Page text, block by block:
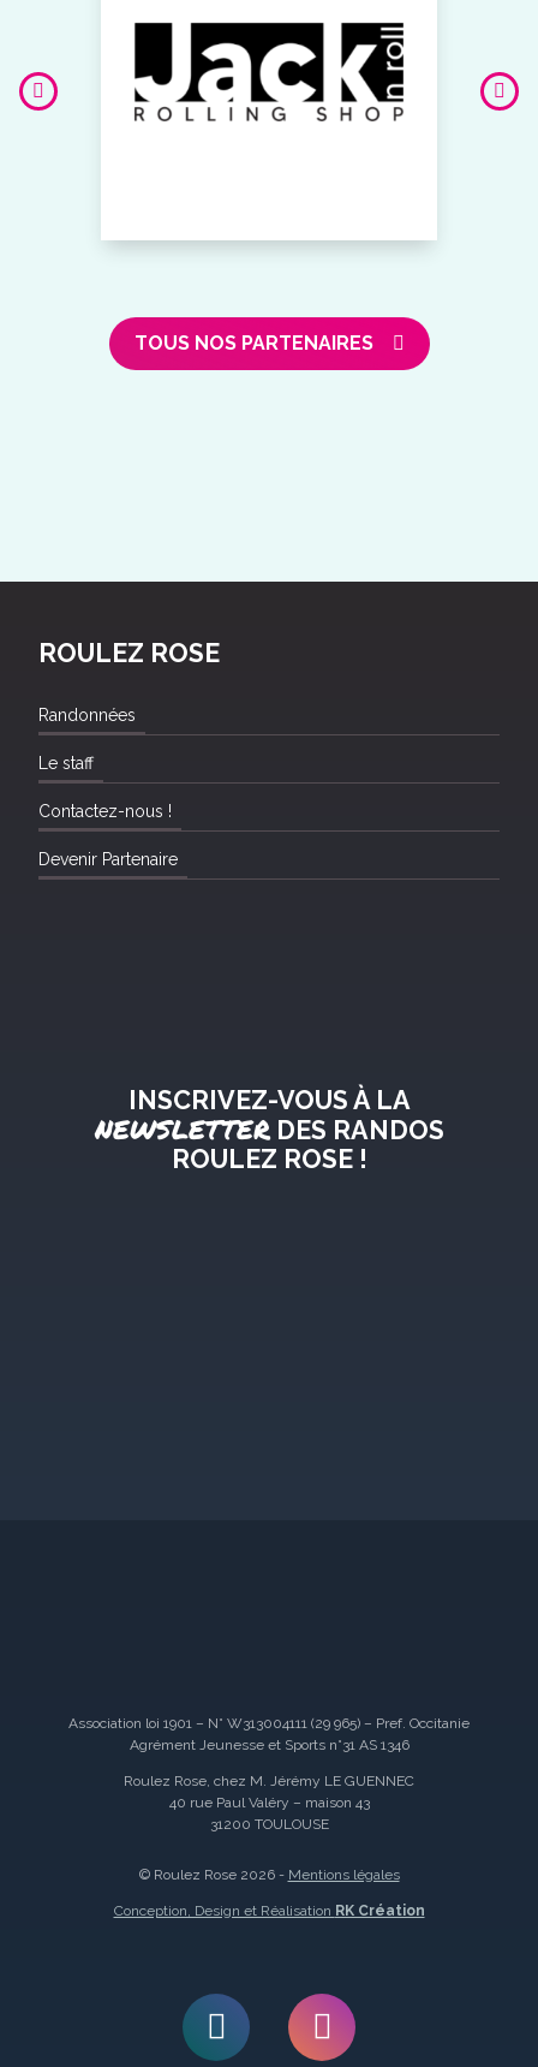
TOUS NOS PARTENAIRES
ROULEZ ROSE
Randonnées
Le staff
Contactez-nous !
Devenir Partenaire
INSCRIVEZ-VOUS À LA
NEWSLETTERDES RANDOS
ROULEZ ROSE !
Association loi 1901 – N° W313004111 (29 965) – Pref. Occitanie
Agrément Jeunesse et Sports n°31 AS 1346
Roulez Rose, chez M. Jérémy LE GUENNEC
40 rue Paul Valéry – maison 43
31200 TOULOUSE
© Roulez Rose 2026 - Mentions légales
Conception, Design et Réalisation RK Création